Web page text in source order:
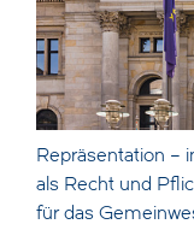
Repräsentation –
als Recht und
für das